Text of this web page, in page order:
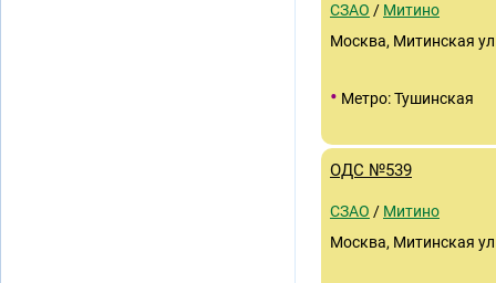
СЗАО / Митино
Москва, Митинская
• Метро: Тушинская
ОДС №539
СЗАО / Митино
Москва, Митинская